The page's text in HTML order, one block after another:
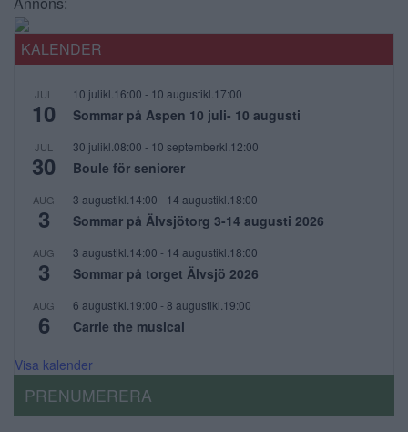
KALENDER
JUL
10
10 julikl.16:00 - 10 augustikl.17:00
Sommar på Aspen 10 juli- 10 augusti
JUL
30
30 julikl.08:00 - 10 septemberkl.12:00
Boule för seniorer
AUG
3
3 augustikl.14:00 - 14 augustikl.18:00
Sommar på Älvsjötorg 3-14 augusti 2026
AUG
3
3 augustikl.14:00 - 14 augustikl.18:00
Sommar på torget Älvsjö 2026
AUG
6
6 augustikl.19:00 - 8 augustikl.19:00
Carrie the musical
Visa kalender
PRENUMERERA